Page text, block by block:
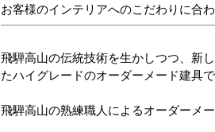
お客様のインテリアへのこだわりに合
飛騨高山の伝統技術を生かしつつ、新
たハイグレードのオーダーメード建具で
飛騨高山の熟練職人によるオーダーメ